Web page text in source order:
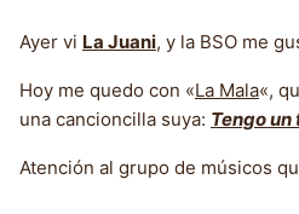
Ayer vi La Juani, y la BSO me
Hoy me quedo con «La Mala«,
una cancioncilla suya: Tengo un
Atención al grupo de músicos